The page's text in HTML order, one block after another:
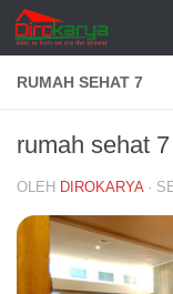
Skip to content
RUMAH SEHAT 7
rumah sehat 7
OLEH DIROKARYA ·